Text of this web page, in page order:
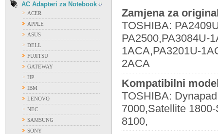
AC Adapteri za Notebook
ACER
APPLE
ASUS
DELL
FUJITSU
GATEWAY
HP
IBM
LENOVO
NEC
SAMSUNG
SONY
Zamjena za
TOSHIBA:
PA2500,PA3084U-
1ACA,PA3201U-
2ACA
Kompatibilni
TOSHIBA:
7000,Satellite
8100,